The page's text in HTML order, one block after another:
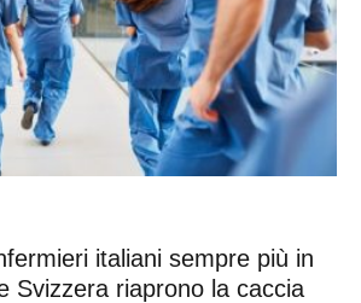
italiani sempre più in
Svizzera riaprono la caccia